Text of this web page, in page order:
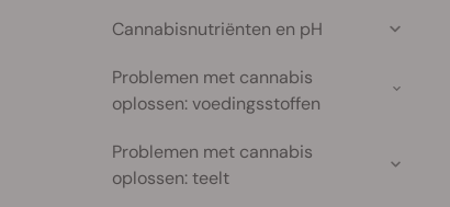
Cannabisnutriënten en pH
Problemen met cannabis
oplossen: voedingsstoffen
Problemen met cannabis
oplossen: teelt